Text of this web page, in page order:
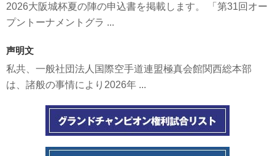
2026大阪城杯夏の陣の申込書を掲載します。 「第31回オー
プントーナメントグラ ...
声明文
私共、一般社団法人国際空手道連盟極真会館関西総本部
は、諸般の事情により2026年 ...